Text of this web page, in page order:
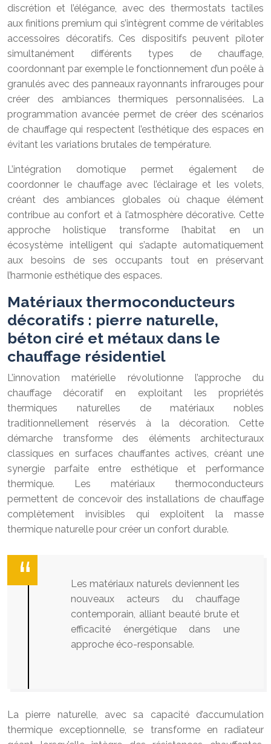
discrétion et l’élégance, avec des thermostats tactiles
aux finitions premium qui s’intègrent comme de véritables
accessoires décoratifs. Ces dispositifs peuvent piloter
simultanément différents types de chauffage,
coordonnant par exemple le fonctionnement d’un poêle à
granulés avec des panneaux rayonnants infrarouges pour
créer des ambiances thermiques personnalisées. La
programmation avancée permet de créer des scénarios
de chauffage qui respectent l’esthétique des espaces en
évitant les variations brutales de température.
L’intégration domotique permet également de
coordonner le chauffage avec l’éclairage et les volets,
créant des ambiances globales où chaque élément
contribue au confort et à l’atmosphère décorative. Cette
approche holistique transforme l’habitat en un
écosystème intelligent qui s’adapte automatiquement
aux besoins de ses occupants tout en préservant
l’harmonie esthétique des espaces.
Matériaux thermoconducteurs
décoratifs : pierre naturelle,
béton ciré et métaux dans le
chauffage résidentiel
L’innovation matérielle révolutionne l’approche du
chauffage décoratif en exploitant les propriétés
thermiques naturelles de matériaux nobles
traditionnellement réservés à la décoration. Cette
démarche transforme des éléments architecturaux
classiques en surfaces chauffantes actives, créant une
synergie parfaite entre esthétique et performance
thermique. Les matériaux thermoconducteurs
permettent de concevoir des installations de chauffage
complètement invisibles qui exploitent la masse
thermique naturelle pour créer un confort durable.
Les matériaux naturels deviennent les
nouveaux acteurs du chauffage
contemporain, alliant beauté brute et
efficacité énergétique dans une
approche éco-responsable.
La pierre naturelle, avec sa capacité d’accumulation
thermique exceptionnelle, se transforme en radiateur